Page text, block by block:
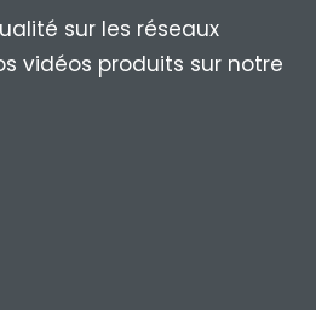
sur les réseaux
vidéos produits sur notre